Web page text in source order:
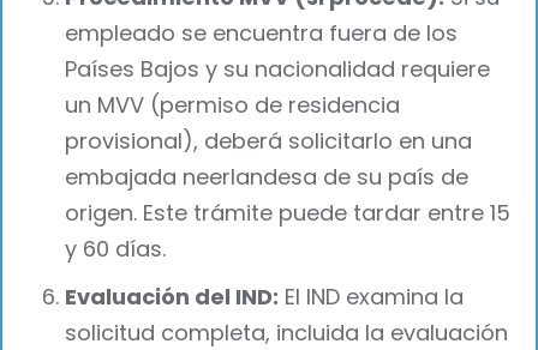
empleado se encuentra fuera de los
Países Bajos y su nacionalidad requiere
un MVV (permiso de residencia
provisional), deberá solicitarlo en una
embajada neerlandesa de su país de
origen. Este trámite puede tardar entre 15
y 60 días.
Evaluación del IND: El IND examina la
solicitud completa, incluida la evaluación